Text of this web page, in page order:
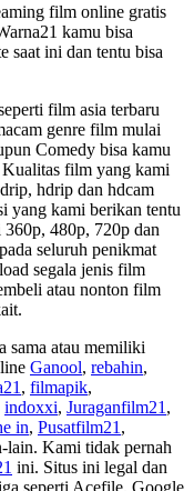
film online gratis
kamu bisa
saat ini dan tentu bisa
film asia terbaru
genre film mulai
Comedy bisa kamu
film yang kami
hdrip dan hdcam
yang kami berikan tentu
480p, 720p dan
seluruh penikmat
segala jenis film
atau nonton film
sama atau memiliki
Ganool, rebahin,
, filmapik,
indoxxi, Juraganfilm21 ,
in, Pusatfilm21 ,
lain. Kami tidak pernah
ini. Situs ini legal dan
seperti Acefile, Google